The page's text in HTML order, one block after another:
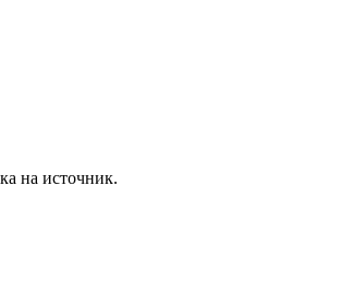
на источник.